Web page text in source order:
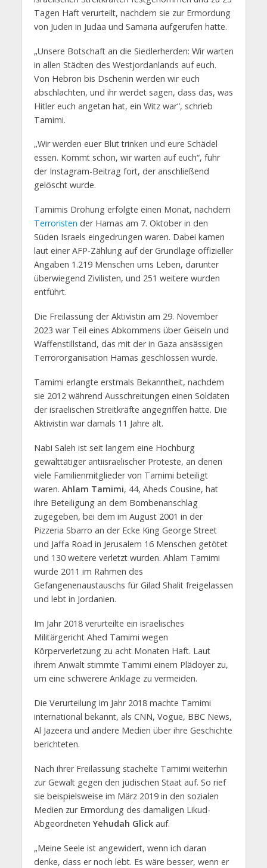
Tagen Haft verurteilt, nachdem sie zur Ermordung
von Juden in Judäa und Samaria aufgerufen hatte.
„Unsere Botschaft an die Siedlerherden: Wir warten
in allen Städten des Westjordanlands auf euch.
Von Hebron bis Dschenin werden wir euch
abschlachten, und ihr werdet sagen, dass das, was
Hitler euch angetan hat, ein Witz war“, schrieb
Tamimi.
„Wir werden euer Blut trinken und eure Schädel
essen. Kommt schon, wir warten auf euch“, fuhr
der Instagram-Beitrag fort, der anschließend
gelöscht wurde.
Tamimis Drohung erfolgte einen Monat, nachdem
Terroristen der Hamas am 7. Oktober in den
Süden Israels eingedrungen waren. Dabei kamen
laut einer AFP-Zählung auf der Grundlage offizieller
Angaben 1.219 Menschen ums Leben, darunter
überwiegend Zivilisten, und 251 weitere wurden
entführt.
Die Freilassung der Aktivistin am 29. November
2023 war Teil eines Abkommens über Geiseln und
Waffenstillstand, das mit der in Gaza ansässigen
Terrororganisation Hamas geschlossen wurde.
Tamimi erlangte erstmals Bekanntheit, nachdem
sie 2012 während Ausschreitungen einen Soldaten
der israelischen Streitkräfte angegriffen hatte. Die
Aktivistin war damals 11 Jahre alt.
Nabi Saleh ist seit langem eine Hochburg
gewalttätiger antiisraelischer Proteste, an denen
viele Familienmitglieder von Tamimi beteiligt
waren. Ahlam Tamimi, 44, Aheds Cousine, hat
ihre Beteiligung an dem Bombenanschlag
zugegeben, bei dem im August 2001 in der
Pizzeria Sbarro an der Ecke King George Street
und Jaffa Road in Jerusalem 16 Menschen getötet
und 130 weitere verletzt wurden. Ahlam Tamimi
wurde 2011 im Rahmen des
Gefangenenaustauschs für Gilad Shalit freigelassen
und lebt in Jordanien.
Im Jahr 2018 verurteilte ein israelisches
Militärgericht Ahed Tamimi wegen
Körperverletzung zu acht Monaten Haft. Laut
ihrem Anwalt stimmte Tamimi einem Plädoyer zu,
um eine schwerere Anklage zu vermeiden.
Die Verurteilung im Jahr 2018 machte Tamimi
international bekannt, als CNN, Vogue, BBC News,
Al Jazeera und andere Medien über ihre Geschichte
berichteten.
Nach ihrer Freilassung stachelte Tamimi weiterhin
zur Gewalt gegen den jüdischen Staat auf. So rief
sie beispielsweise im März 2019 in den sozialen
Medien zur Ermordung des damaligen Likud-
AbgeordnetenYehudah Glickauf.
„Meine Seele ist angewidert, wenn ich daran
denke, dass er noch lebt. Es wäre besser, wenn er